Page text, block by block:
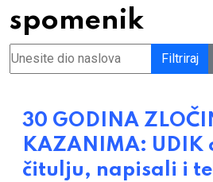
spomenik
Unesite dio naslova Filtriraj
30 GODINA
KAZANIMA: UDIK
čitulju, napisali i